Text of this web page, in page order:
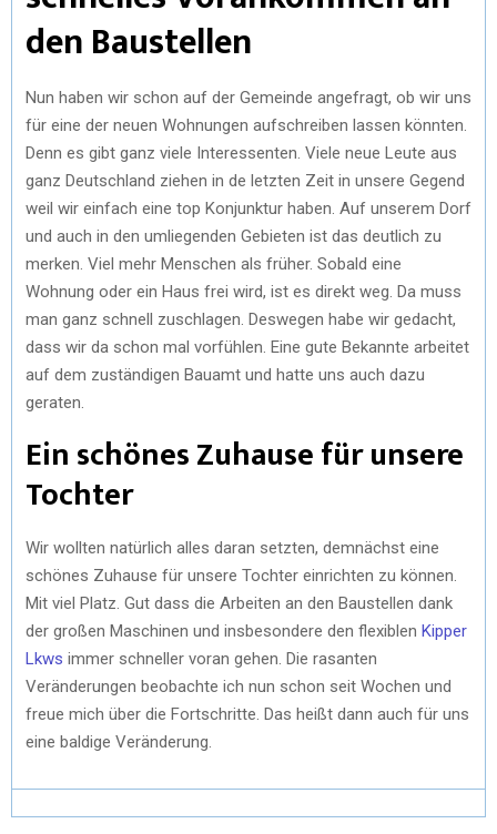
den Baustellen
Nun haben wir schon auf der Gemeinde angefragt, ob wir uns
für eine der neuen Wohnungen aufschreiben lassen könnten.
Denn es gibt ganz viele Interessenten. Viele neue Leute aus
ganz Deutschland ziehen in de letzten Zeit in unsere Gegend
weil wir einfach eine top Konjunktur haben. Auf unserem Dorf
und auch in den umliegenden Gebieten ist das deutlich zu
merken. Viel mehr Menschen als früher. Sobald eine
Wohnung oder ein Haus frei wird, ist es direkt weg. Da muss
man ganz schnell zuschlagen. Deswegen habe wir gedacht,
dass wir da schon mal vorfühlen. Eine gute Bekannte arbeitet
auf dem zuständigen Bauamt und hatte uns auch dazu
geraten.
Ein schönes Zuhause für unsere
Tochter
Wir wollten natürlich alles daran setzten, demnächst eine
schönes Zuhause für unsere Tochter einrichten zu können.
Mit viel Platz. Gut dass die Arbeiten an den Baustellen dank
der großen Maschinen und insbesondere den flexiblen Kipper
Lkws immer schneller voran gehen. Die rasanten
Veränderungen beobachte ich nun schon seit Wochen und
freue mich über die Fortschritte. Das heißt dann auch für uns
eine baldige Veränderung.